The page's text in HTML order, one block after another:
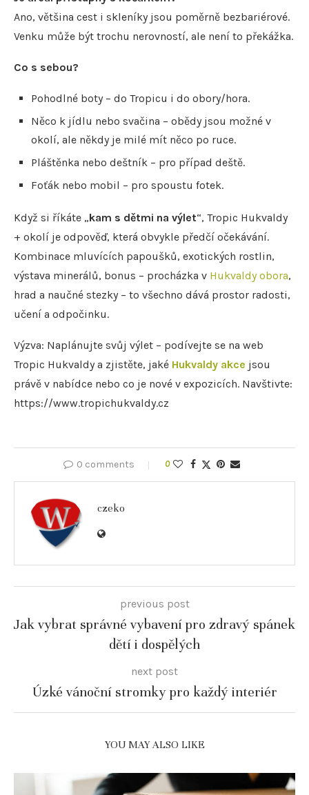
Ano, většina cest i skleníky jsou poměrně bezbariérové.
Venku může být trochu nerovností, ale není to překážka.
Co s sebou?
Pohodlné boty – do Tropicu i do obory/hora.
Něco k jídlu nebo svačina – obědy jsou možné v
okolí, ale někdy je milé mít něco po ruce.
Pláštěnka nebo deštník – pro případ deště.
Foťák nebo mobil – pro spoustu fotek.
Když si říkáte „kam s dětmi na výlet“, Tropic Hukvaldy
+ okolí je odpověď, která obvykle předčí očekávání.
Kombinace mluvících papoušků, exotických rostlin,
výstava minerálů, bonus – procházka v Hukvaldy obora,
hrad a naučné stezky – to všechno dává prostor radosti,
učení a odpočinku.
Výzva: Naplánujte svůj výlet – podívejte se na web
Tropic Hukvaldy a zjistěte, jaké Hukvaldy akce jsou
právě v nabídce nebo co je nové v expozicích. Navštivte:
https://www.tropichukvaldy.cz
0 comments 0
czeko
previous post
Jak vybrat správné vybavení pro zdravý spánek
dětí i dospělých
next post
Úzké vánoční stromky pro každý interiér
YOU MAY ALSO LIKE